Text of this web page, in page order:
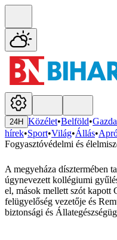
24H Közélet•Belföld•
hírek•Sport•Világ•Állás•
Fogyasztóvédelmi és
A megyeháza dísztermében
úgynevezett kollégiumi
el, mások mellett szót kapott
felügyelőség vezetője és
biztonsági és